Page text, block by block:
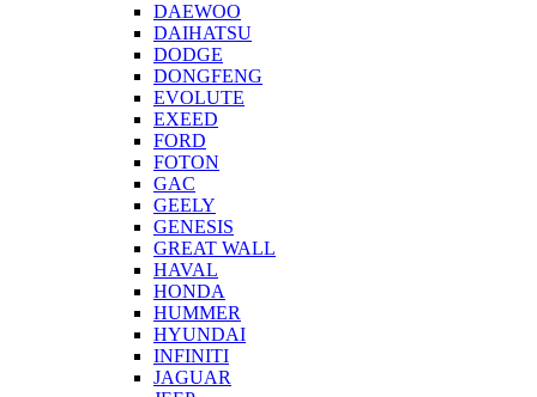
DAEWOO
DAIHATSU
DODGE
DONGFENG
EVOLUTE
EXEED
FORD
FOTON
GAC
GEELY
GENESIS
GREAT WALL
HAVAL
HONDA
HUMMER
HYUNDAI
INFINITI
JAGUAR